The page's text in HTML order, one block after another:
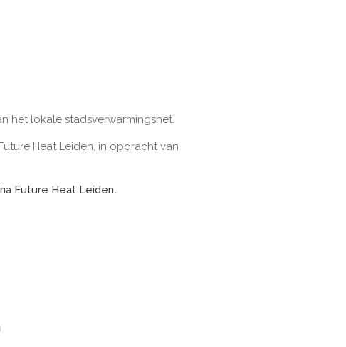
het lokale stadsverwarmingsnet.
Heat Leiden, in opdracht van
Future Heat Leiden.